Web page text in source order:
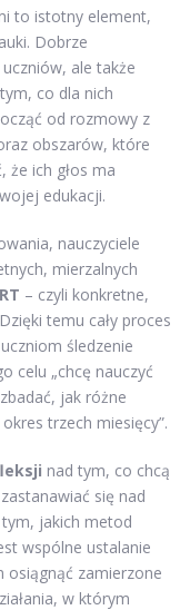
to istotny element,
Dobrze
ale także
co dla nich
od rozmowy z
obszarów, które
że ich głos ma
edukacji.
nauczyciele
mierzalnych
– czyli konkretne,
temu cały proces
śledzenie
celu „chcę nauczyć
jak różne
trzech miesięcy”.
nad tym, co chcą
się nad
jakich metod
wspólne ustalanie
zamierzone
w którym